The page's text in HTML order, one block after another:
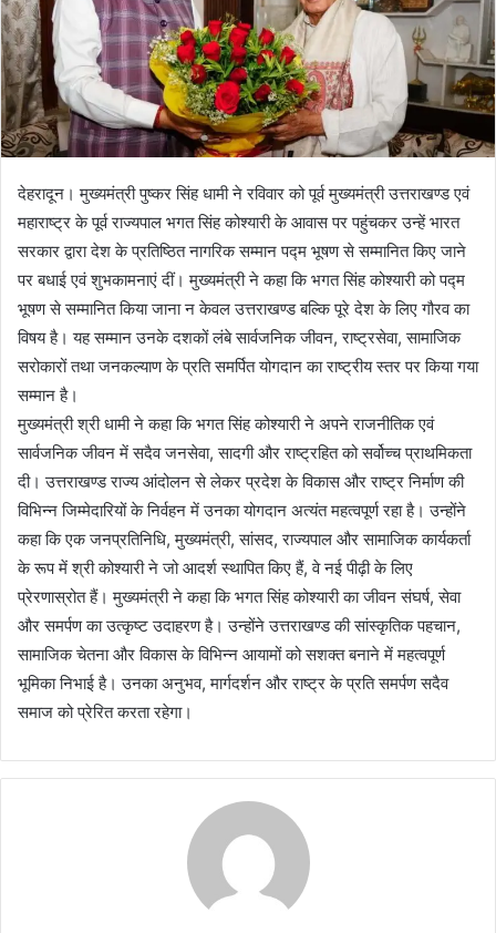
i
l
देहरादून। मुख्यमंत्री पुष्कर सिंह धामी ने रविवार को पूर्व मुख्यमंत्री उत्तराखण्ड एवं
महाराष्ट्र के पूर्व राज्यपाल भगत सिंह कोश्यारी के आवास पर पहुंचकर उन्हें भारत
सरकार द्वारा देश के प्रतिष्ठित नागरिक सम्मान पद्म भूषण से सम्मानित किए जाने
पर बधाई एवं शुभकामनाएं दीं। मुख्यमंत्री ने कहा कि भगत सिंह कोश्यारी को पद्म
भूषण से सम्मानित किया जाना न केवल उत्तराखण्ड बल्कि पूरे देश के लिए गौरव का
विषय है। यह सम्मान उनके दशकों लंबे सार्वजनिक जीवन, राष्ट्रसेवा, सामाजिक
सरोकारों तथा जनकल्याण के प्रति समर्पित योगदान का राष्ट्रीय स्तर पर किया गया
सम्मान है।
मुख्यमंत्री श्री धामी ने कहा कि भगत सिंह कोश्यारी ने अपने राजनीतिक एवं
सार्वजनिक जीवन में सदैव जनसेवा, सादगी और राष्ट्रहित को सर्वोच्च प्राथमिकता
दी। उत्तराखण्ड राज्य आंदोलन से लेकर प्रदेश के विकास और राष्ट्र निर्माण की
विभिन्न जिम्मेदारियों के निर्वहन में उनका योगदान अत्यंत महत्वपूर्ण रहा है। उन्होंने
कहा कि एक जनप्रतिनिधि, मुख्यमंत्री, सांसद, राज्यपाल और सामाजिक कार्यकर्ता
के रूप में श्री कोश्यारी ने जो आदर्श स्थापित किए हैं, वे नई पीढ़ी के लिए
प्रेरणास्रोत हैं। मुख्यमंत्री ने कहा कि भगत सिंह कोश्यारी का जीवन संघर्ष, सेवा
और समर्पण का उत्कृष्ट उदाहरण है। उन्होंने उत्तराखण्ड की सांस्कृतिक पहचान,
सामाजिक चेतना और विकास के विभिन्न आयामों को सशक्त बनाने में महत्वपूर्ण
भूमिका निभाई है। उनका अनुभव, मार्गदर्शन और राष्ट्र के प्रति समर्पण सदैव
समाज को प्रेरित करता रहेगा।